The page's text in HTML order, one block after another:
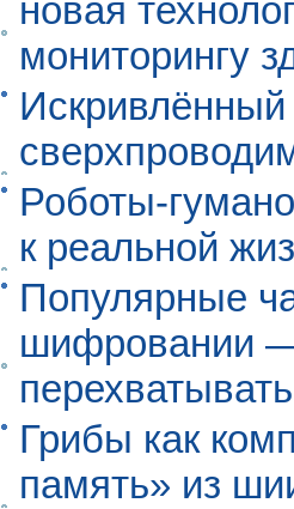
новая
мониторингу
Роботы-
к реальной
Популярные
шифровании —
Грибы как
память» из